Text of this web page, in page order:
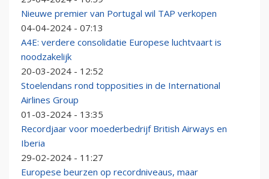
Nieuwe premier van Portugal wil TAP verkopen
04-04-2024 - 07:13
A4E: verdere consolidatie Europese luchtvaart is
noodzakelijk
20-03-2024 - 12:52
Stoelendans rond topposities in de International
Airlines Group
01-03-2024 - 13:35
Recordjaar voor moederbedrijf British Airways en
Iberia
29-02-2024 - 11:27
Europese beurzen op recordniveaus, maar